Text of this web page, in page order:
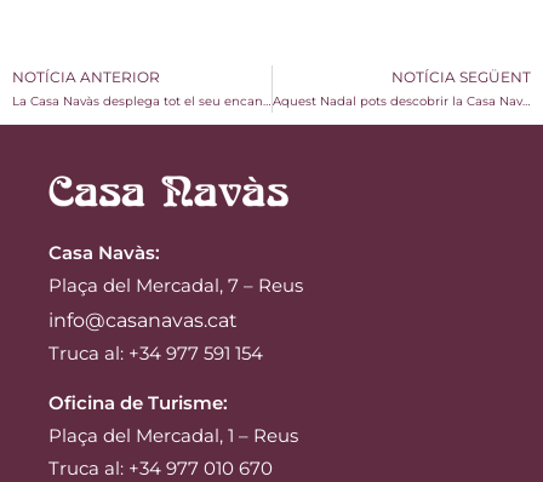
NOTÍCIA ANTERIOR
La Casa Navàs desplega tot el seu encant en un innovador projecte educatiu
NOTÍCIA SEGÜENT
Aquest Nadal pots descobrir la Casa Navàs de nou maneres diferents
Casa Navàs:
Plaça del Mercadal, 7 – Reus
info@casanavas.cat
Truca al: +34 977 591 154
Oficina de Turisme:
Plaça del Mercadal, 1 – Reus
Truca al: +34 977 010 670